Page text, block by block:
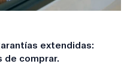
extendidas:
de comprar.